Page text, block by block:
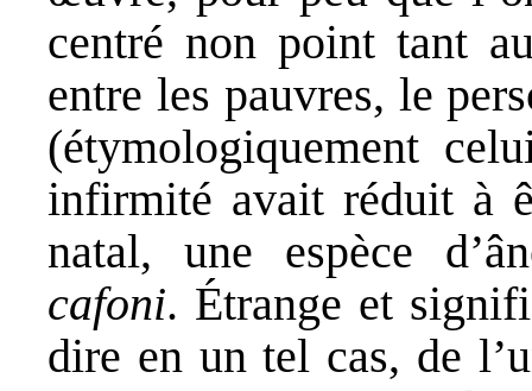
centré non point tant
entre les pauvres, le
(étymologiquement
infirmité avait réduit à
natal, une espèce
cafoni. Étrange et
dire en un tel cas, de